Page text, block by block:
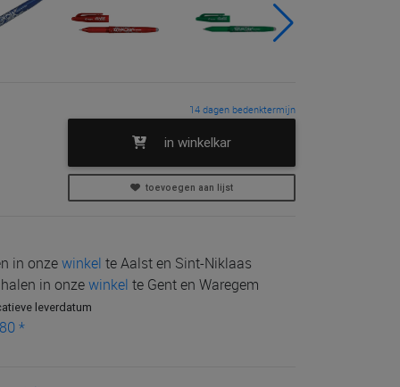
14 dagen bedenktermijn
in winkelkar
toevoegen aan lijst
in onzewinkel te Aalst en Sint-Niklaas
in onzewinkel te Gent en Waregem
leverdatum
*